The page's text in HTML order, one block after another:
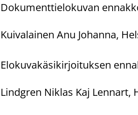
Dokumenttielokuvan
Kuivalainen Anu Johanna,
Elokuvakäsikirjoituksen
Lindgren Niklas Kaj Lennart,